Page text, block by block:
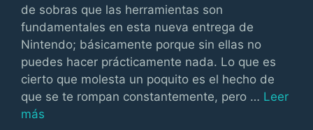
de sobras que las herramientas son
fundamentales en esta nueva entrega de
Nintendo; básicamente porque sin ellas no
puedes hacer prácticamente nada. Lo que es
cierto que molesta un poquito es el hecho de
que se te rompan constantemente, pero … Leer
más